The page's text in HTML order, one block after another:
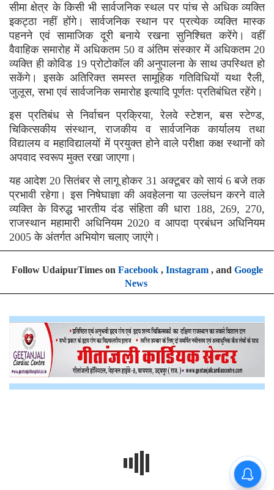
सीमा क्षेत्र के किसी भी सार्वजनिक स्थल पर पांच से अधिक व्यक्ति
इकट्ठा नहीं होंगे। सार्वजनिक स्थान पर प्रत्येक व्यक्ति मास्क
पहनने एवं सामाजिक दूरी बनाये रखना सुनिश्चित करेंगे। वहीं
वैवाहिक समारोह में अधिकतम 50 व अंतिम संस्कार में अधिकतम 20
व्यक्ति ही कोविड 19 प्रोटोकॉल की अनुपालना के साथ उपस्थित हो
सकेंगे। इसके अतिरिक्त समस्त सामूहिक गतिविधियों यथा रैली,
जुलूस, सभा एवं सार्वजनिक समारोह इत्यादि पूर्णतः प्रतिबंधित रहेंगे।
इस प्रतिबंध से निर्वाचन प्रक्रिया, रेलवे स्टेशन, बस स्टेण्ड,
चिकित्सकीय संस्थान, राजकीय व सार्वजनिक कार्यालय तथा
विद्यालय व महाविद्यालयों में प्रयुक्त होने वाले परीक्षा कक्ष स्थानों को
अपवाद स्वरूप मुक्त रखा जाएगा।
यह आदेश 20 सितंबर से लागू होकर 31 अक्टूबर को सायं 6 बजे तक
प्रभावी रहेगा। इस निषेघाज्ञा की अवहेलना या उल्लंघन करने वाले
व्यक्ति के विरुद्ध भारतीय दंड संहिता की धारा 188, 269, 270,
राजस्थान महामारी अधिनियम 2020 व आपदा प्रबंधन अधिनियम
2005 के अंतर्गत अभियोग चलाए जाएंगे।
Follow UdaipurTimes on Facebook, Instagram, and Google
News